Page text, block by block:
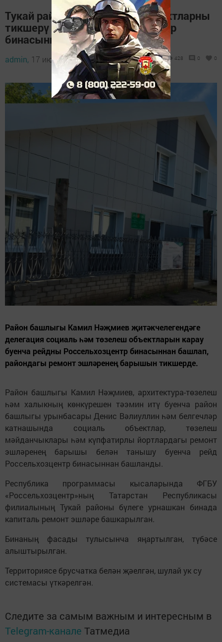
Тукай районында социаль объектларны
тикшерү рейды Россельхозцентр
бинасыннан башланды
admin, 17 июнь 2026 - 09:43 428 0 0
Район башлыгы Камил Нәҗмиев җитәкчелегендәге
делегация социаль һәм төзелеш объектларын карау
буенча рейдны Россельхозцентр бинасыннан башлап,
райондагы ремонт эшләренең барышын тикшерде.
Район башлыгы Камил Нәҗмиев, архитектура-төзелеш
һәм халыкның көнкүрешен тәэмин итү буенча район
башлыгы урынбасары Денис Вәлиуллин һәм белгечләр
катнашында социаль объектлар, төзелеш
мәйданчыклары һәм күпфатирлы йортлардагы ремонт
эшләренең барышы белән танышу буенча рейд
Россельхозцентр бинасыннан башланды.
Республика программасы кысаларында ФГБУ
«Россельхозцентр»ның Татарстан Республикасы
филиалының Тукай районы бүлеге урнашкан бинада
капиталь ремонт эшләре башкарылган.
Бинаның фасады тулысынча яңартылган, түбәсе
алыштырылган.
Территориясе брусчатка белән җәелгән, шулай ук су
системасы үткәрелгән.
Следите за самым важным и интересным в
Telegram-канале Татмедиа